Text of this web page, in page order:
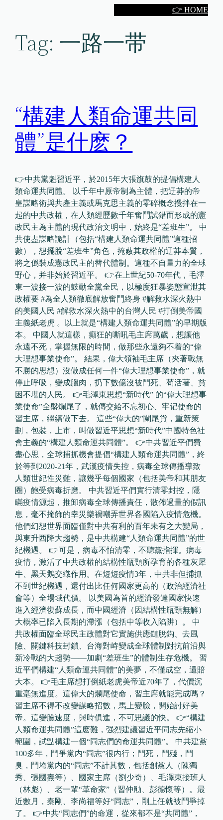
👉 HOME
Tag: 一路一带
“構建人類命運共同
體”是什麽？
👉中共黨魁習近平，於2015年大張旗鼓的提倡構建人
類命運共同體。 以千年中原帝制為主體，把迂莽的帝
皇謀略術與共產主義或馬克思主義的零碎概念攪拌在一
起的中共政權，在人類經歷數千年奮鬥試錯而形成的憲
政民主為主體的現代政治文明中，始終是“差班生”。 中
共使盡謀略詭計（包括“構建人類命運共同體”這種招
數），想擺脫“差班生”角色，掩蔽其政權的迂莽本質，
將之僞裝成憲政民主的替代體制。這種不自量力的全球
野心，并非始於習近平。 👉在上世紀50-70年代，毛澤
東一波接一波的鼓動全黨全民，以極度狂暴姿態宣泄其
政權要 #為全人類徹底解放奮鬥終身 #解救水深火熱中
的美國人民 #解救水深火熱中的台灣人民 #打倒美帝國
主義紙老虎 。以上就是“構建人類命運共同體”的早期版
本。 中國人就這樣，癲狂的嘶吼毛主席萬歲，想讓他
永遠不死，掌握無限的時間，做那些永遠夠不着的“偉
大理想事業使命”。 結果，偉大領袖毛主席（夾著戰無
不勝的思想）沒做成任何一件“偉大理想事業使命”，就
停止呼吸，變成臘肉，扔下數億沒被鬥死、苟活著、貧
困不堪的人民。 👉毛澤東思想“新時代” 的“偉大理想事
業使命”全盤爛尾了，就傳交給不忘初心、牢记使命的
習主席，繼續做下去。 這些“偉大的”闌尾貨，重新策
劃，包裝，上市，叫做習近平思想“新時代”中國特色社
會主義的“構建人類命運共同體”。 👉中共習近平們費
盡心思，全球捕抓機會提倡“構建人類命運共同體”，終
於等到2020-21年，武漢疫情失控，病毒全球傳播導致
人類世紀性災難，讓幾乎每個國家（包括美帝和其朋友
圈）飽受病毒折磨。 中共習近平們實行清零封控，隱
瞞疫情源起，推卸病毒全球傳播責任，散佈過量的假訊
息，毫不掩飾的幸災樂禍嘲弄世界各國陷入疫情危機。
他們幻想世界面臨僅對中共有利的百年未有之大變局，
與東升西降大趨勢，是中共構建“人類命運共同體”的世
紀機遇。 👉可是，病毒不怕清零，不聽黨指揮。病毒
疫情，激活了中共政權的結構性瓶頸所孕育的各種灰犀
牛、黑天鵝交織作用。在短短疫情3年，中共非但捕抓
不到世紀機遇，還付出比任何國家更高的（政治經濟社
會等）全場域代價。 以美國為首的經濟發達國家快速
進入經濟復蘇成長，而中國經濟（因結構性瓶頸無解）
大概率已陷入長期的滯漲（包括中等收入陷阱）。 中
共政權面臨全球民主政體對它實施供應鏈脫鈎、去風
險、關鍵科技封鎖、台海對峙變成全球體制對抗前沿與
新冷戰的大趨勢——加劇“差班生”的體制生存危機。 習
近平們構建“人類命運共同體”的美夢，不僅成空，還賠
大本。 👉毛主席想打倒紙老虎美帝近70年了，代價沉
重毫無進度。這偉大的爛尾使命，習主席就能完成嗎？
習主席不得不改變謀略招數，馬上變臉，開始討好美
帝。這變臉速度，與時俱進，不可思議的快。 👉“構建
人類命運共同體”這麽難，强烈建議習近平同志先縮小
範圍，試點構建一個“同志們的命運共同體”。 中共建黨
100多年，鬥爭黨内“同志”很内行；鬥死，鬥殘，鬥
臭，鬥垮黨内的“同志”不計其數，包括創黨人（陳獨
秀、張國燾等）、國家主席（劉少奇）、毛澤東接班人
（林彪）、老一輩“革命家”（習仲勛、彭德懷等）。最
近數月，秦剛、李尚福等好“同志”，剛上任就被鬥爭掉
了。 👉中共“同志們”的命運，從來都不是“共同體”，